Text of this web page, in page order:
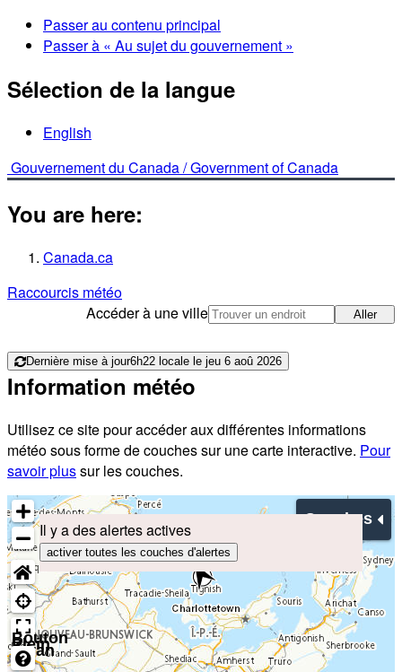
Passer au contenu principal
Passer à « Au sujet du gouvernement »
Sélection de la langue
English
Gouvernement du Canada /Government of Canada
You are here:
Canada.ca
Raccourcis météo
Accéder à une ville
Aller
Dernière mise à jour6h22 locale le jeu 6 aoû 2026
Information météo
Utilisez ce site pour accéder aux différentes informations
météo sous forme de couches sur une carte interactive. Pour
savoir plussur les couches.
Il y a des alertes actives
activer toutes les couches d'alertes
Couches
Bouton
Plein
écran